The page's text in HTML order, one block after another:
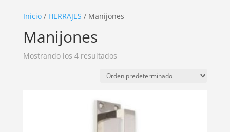
Inicio/ HERRAJES / Manijones
Manijones
Mostrando los 4 resultados